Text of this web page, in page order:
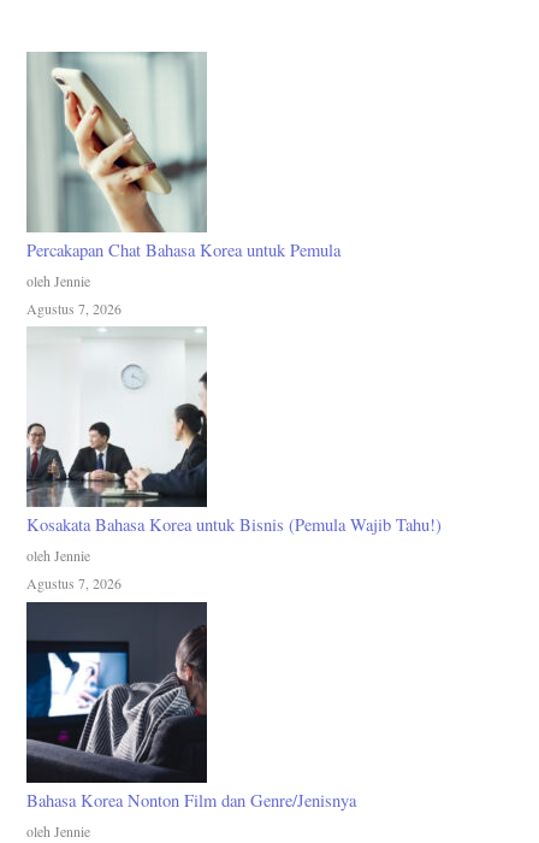
Percakapan Chat Bahasa Korea untuk Pemula
oleh Jennie
Agustus 7, 2026
Kosakata Bahasa Korea untuk Bisnis (Pemula Wajib Tahu!)
oleh Jennie
Agustus 7, 2026
Bahasa Korea Nonton Film dan Genre/Jenisnya
oleh Jennie